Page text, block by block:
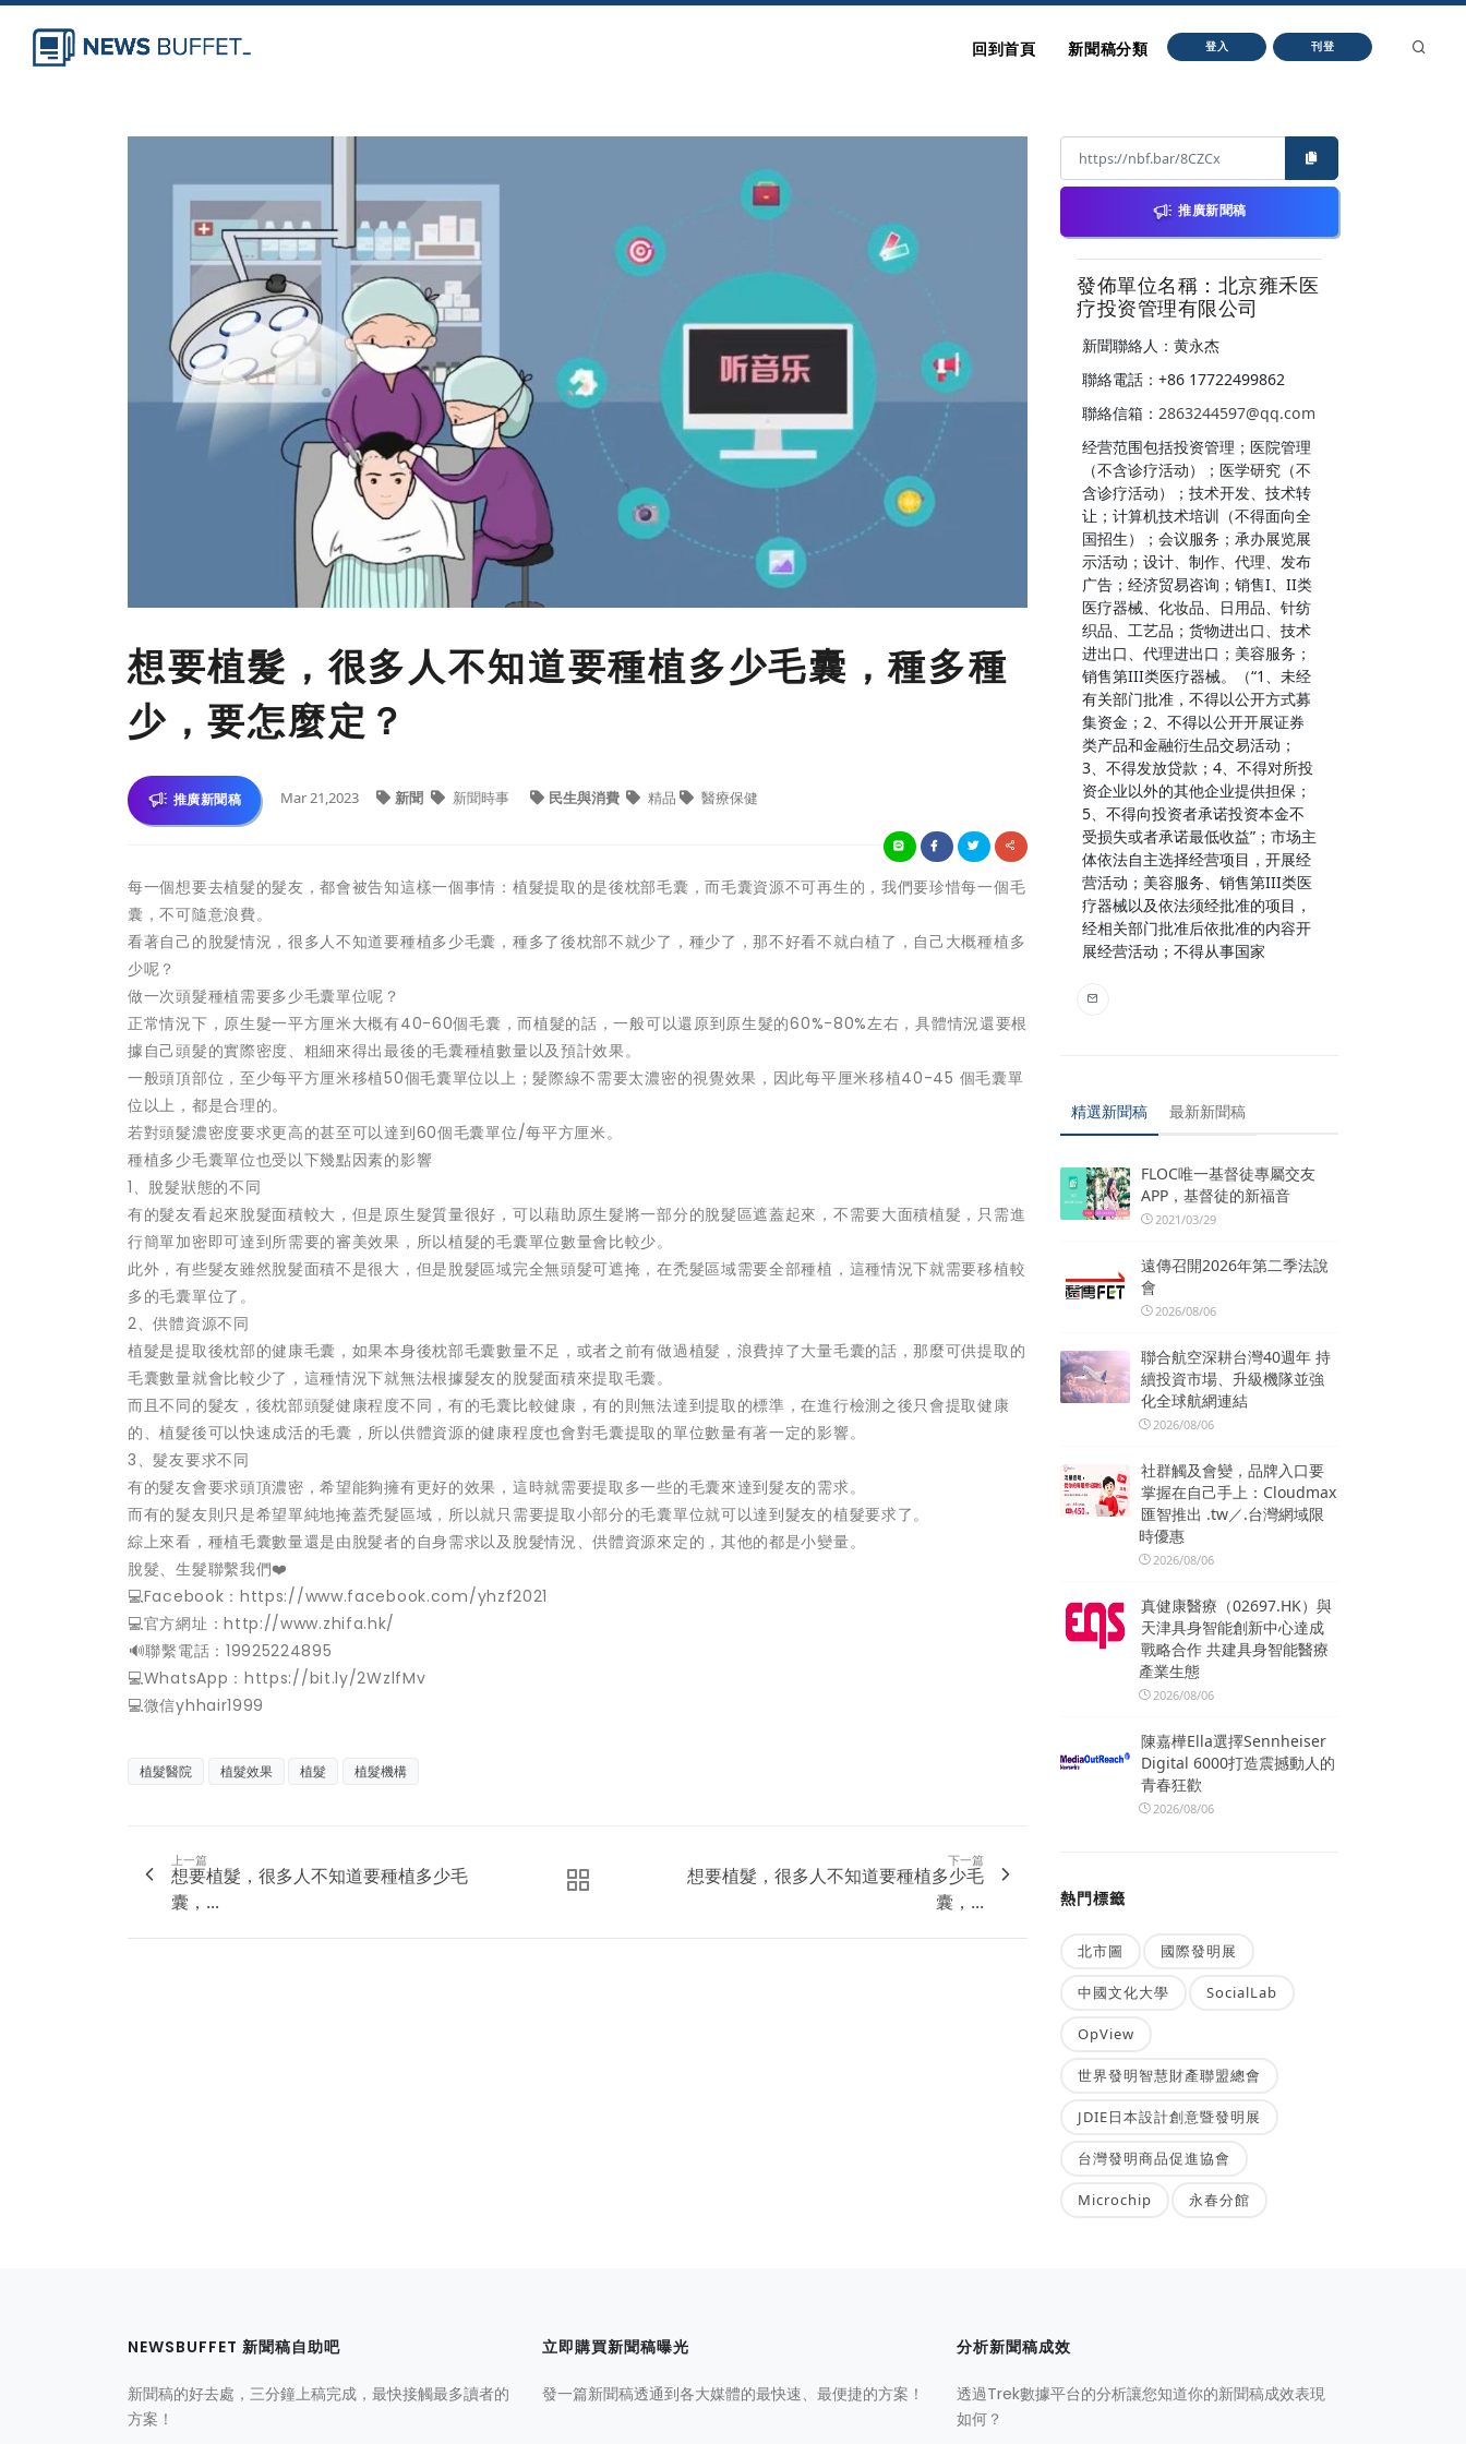
回到首頁 新聞稿分類 登入 刊登
想要植髮，很多人不知道要種植多少毛囊，種多種
少，要怎麼定？
推廣新聞稿 Mar 21,2023 新聞 新聞時事 民生與消費 精品 醫療保健
每一個想要去植髮的髮友，都會被告知這樣一個事情：植髮提取的是後枕部毛囊，而毛囊資源不可再生的，我們要珍惜每一個毛
囊，不可隨意浪費。
看著自己的脫髮情況，很多人不知道要種植多少毛囊，種多了後枕部不就少了，種少了，那不好看不就白植了，自己大概種植多
少呢？
做一次頭髮種植需要多少毛囊單位呢？
正常情況下，原生髮一平方厘米大概有40-60個毛囊，而植髮的話，一般可以還原到原生髮的60%-80%左右，具體情況還要根
據自己頭髮的實際密度、粗細來得出最後的毛囊種植數量以及預計效果。
一般頭頂部位，至少每平方厘米移植50個毛囊單位以上；髮際線不需要太濃密的視覺效果，因此每平厘米移植40-45 個毛囊單
位以上，都是合理的。
若對頭髮濃密度要求更高的甚至可以達到60個毛囊單位/每平方厘米。
種植多少毛囊單位也受以下幾點因素的影響
1、脫髮狀態的不同
有的髮友看起來脫髮面積較大，但是原生髮質量很好，可以藉助原生髮將一部分的脫髮區遮蓋起來，不需要大面積植髮，只需進
行簡單加密即可達到所需要的審美效果，所以植髮的毛囊單位數量會比較少。
此外，有些髮友雖然脫髮面積不是很大，但是脫髮區域完全無頭髮可遮掩，在禿髮區域需要全部種植，這種情況下就需要移植較
多的毛囊單位了。
2、供體資源不同
植髮是提取後枕部的健康毛囊，如果本身後枕部毛囊數量不足，或者之前有做過植髮，浪費掉了大量毛囊的話，那麼可供提取的
毛囊數量就會比較少了，這種情況下就無法根據髮友的脫髮面積來提取毛囊。
而且不同的髮友，後枕部頭髮健康程度不同，有的毛囊比較健康，有的則無法達到提取的標準，在進行檢測之後只會提取健康
的、植髮後可以快速成活的毛囊，所以供體資源的健康程度也會對毛囊提取的單位數量有著一定的影響。
3、髮友要求不同
有的髮友會要求頭頂濃密，希望能夠擁有更好的效果，這時就需要提取多一些的毛囊來達到髮友的需求。
而有的髮友則只是希望單純地掩蓋禿髮區域，所以就只需要提取小部分的毛囊單位就可以達到髮友的植髮要求了。
綜上來看，種植毛囊數量還是由脫髮者的自身需求以及脫髮情況、供體資源來定的，其他的都是小變量。
脫髮、生髮聯繫我們❤️
💻Facebook：https://www.facebook.com/yhzf2021
💻官方網址：http://www.zhifa.hk/
️🔊聯繫電話：19925224895
💻WhatsApp：https://bit.ly/2WzlfMv
💻微信yhhair1999
植髮醫院 植髮效果 植髮 植髮機構
上一篇
想要植髮，很多人不知道要種植多少毛
囊，...
下一篇
想要植髮，很多人不知道要種植多少毛
囊，...
推廣新聞稿
發佈單位名稱：北京雍禾医
疗投资管理有限公司
新聞聯絡人：黄永杰
聯絡電話：+86 17722499862
聯絡信箱： 2863244597@qq.com
经营范围包括投资管理；医院管理
（不含诊疗活动）；医学研究（不
含诊疗活动）；技术开发、技术转
让；计算机技术培训（不得面向全
国招生）；会议服务；承办展览展
示活动；设计、制作、代理、发布
广告；经济贸易咨询；销售I、II类
医疗器械、化妆品、日用品、针纺
织品、工艺品；货物进出口、技术
进出口、代理进出口；美容服务；
销售第III类医疗器械。（“1、未经
有关部门批准，不得以公开方式募
集资金；2、不得以公开开展证券
类产品和金融衍生品交易活动；
3、不得发放贷款；4、不得对所投
资企业以外的其他企业提供担保；
5、不得向投资者承诺投资本金不
受损失或者承诺最低收益”；市场主
体依法自主选择经营项目，开展经
营活动；美容服务、销售第III类医
疗器械以及依法须经批准的项目，
经相关部门批准后依批准的内容开
展经营活动；不得从事国家
精選新聞稿 最新新聞稿
FLOC唯一基督徒專屬交友
APP，基督徒的新福音
2021/03/29
遠傳召開2026年第二季法說
會
2026/08/06
聯合航空深耕台灣40週年 持
續投資市場、升級機隊並強
化全球航網連結
2026/08/06
社群觸及會變，品牌入口要
掌握在自己手上：Cloudmax
匯智推出 .tw／.台灣網域限
時優惠
2026/08/06
真健康醫療（02697.HK）與
天津具身智能創新中心達成
戰略合作 共建具身智能醫療
產業生態
2026/08/06
陳嘉樺Ella選擇Sennheiser
Digital 6000打造震撼動人的
青春狂歡
2026/08/06
熱門標籤
北市圖 國際發明展
中國文化大學 SocialLab
OpView
世界發明智慧財產聯盟總會
JDIE日本設計創意暨發明展
台灣發明商品促進協會
Microchip 永春分館
NEWSBUFFET 新聞稿自助吧
新聞稿的好去處，三分鐘上稿完成，最快接觸最多讀者的
方案！
立即購買新聞稿曝光
發一篇新聞稿透通到各大媒體的最快速、最便捷的方案！
分析新聞稿成效
透過Trek數據平台的分析讓您知道你的新聞稿成效表現
如何？